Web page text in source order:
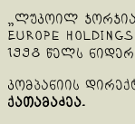
„ლუკოილ
Europe
1998 წელს
კომპანიის
ქათამაძეა.